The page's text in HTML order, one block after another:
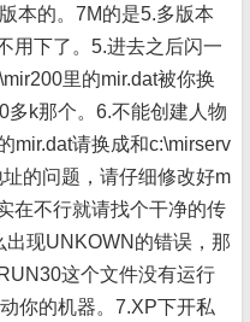
本的。7M的是5.多版本
用下了。5.进去之后闪一
里的mir.dat被你换
多k那个。6.不能创建人物
mir.dat请换成和c:\mirserv
的问题，请仔细修改好m
在不行就请找个干净的传
现UNKOWN的错误，那
这个文件没有运行
你的机器。7.XP下开私